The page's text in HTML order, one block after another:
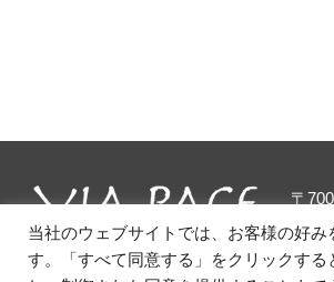
〒
TEL.
当社のウェブサイトでは、お客様の好
す。「すべて同意する」をクリックす